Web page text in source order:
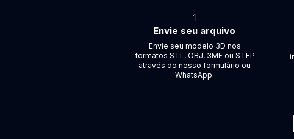
1
Envie seu arquivo
Envie seu modelo 3D nos
formatos STL, OBJ, 3MF ou STEP
através do nosso formulário ou
WhatsApp.